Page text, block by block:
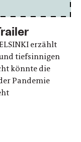
erzählt
tiefsinnigen
könnte die
Pandemie